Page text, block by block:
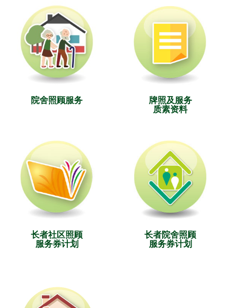
院舍照顾服务
牌照及服务
质素资料
长者社区照顾
服务券计划
长者院舍照顾
服务券计划